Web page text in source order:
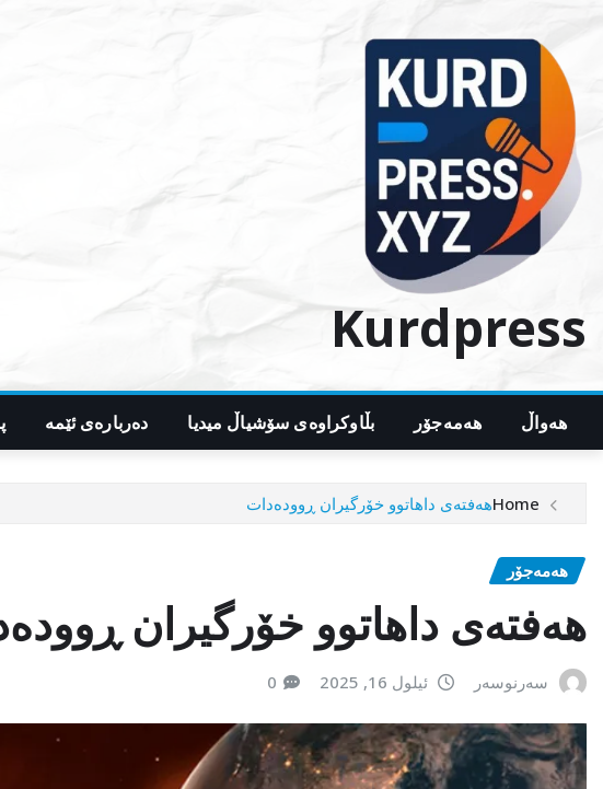
content
Kurdpress
هەواڵ هەمەجۆر بڵاوکراوەی سۆشیاڵ میدیا دەربارەی ئێمە
Homeهەفتەی داهاتوو خۆرگیران ڕوودەدات
هەمەجۆر
هەفتەی داهاتوو خۆرگیران
سەرنوسەر ئیلول 16, 2025 0